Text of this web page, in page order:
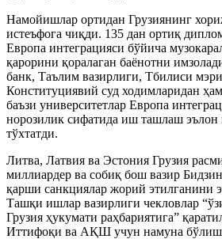
Намойишлар ортидан Грузиянинг
истеъфога чиқди. 135 дан ортиқ
Европа интеграцияси бўйича
қарорини қоралаган баёнотни
банк, Таълим вазирлиги, Тбилиси
Конституциявий суд ходимларидан
баъзи университетлар Европа
норозилик сифатида иш ташлаш эълон
тўхтатди.
Литва, Латвия ва Эстония Грузия
миллиардер ва собиқ бош вазир
қарши санкциялар жорий этилганини
Ташқи ишлар вазирлиги чекловлар
Грузия ҳукумати раҳбариятига”
Иттифоқи ва АҚШ учун намуна